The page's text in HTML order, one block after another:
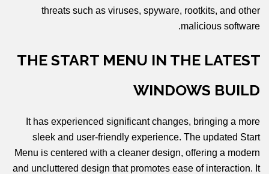
threats such as viruses, spyware, rootkits, and other
malicious software.
THE START MENU IN THE LATEST
WINDOWS BUILD
It has experienced significant changes, bringing a more
sleek and user-friendly experience. The updated Start
Menu is centered with a cleaner design, offering a modern
and uncluttered design that promotes ease of interaction. It